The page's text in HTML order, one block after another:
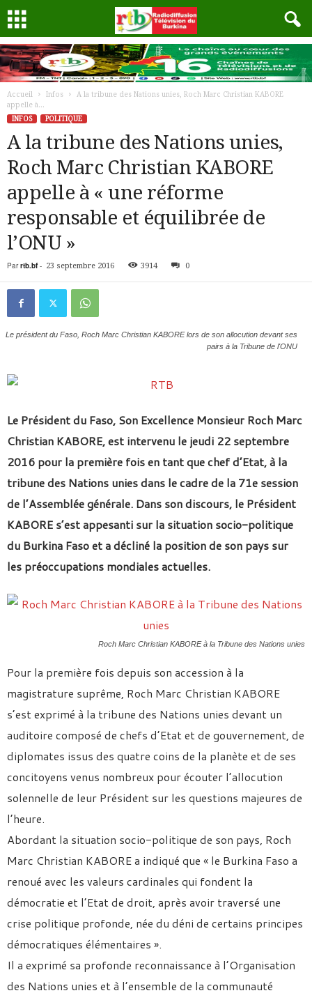
Accueil Infos
A la tribune des Nations unies, Roch Marc Christian KABORE
appelle à...
INFOS
POLITIQUE
A la tribune des Nations unies,
Roch Marc Christian KABORE
appelle à « une réforme
responsable et équilibrée de
l’ONU »
Par rtb.bf- 23 septembre 2016 3914 0
Le président du Faso, Roch Marc Christian KABORE lors de son allocution devant ses
pairs à la Tribune de l'ONU
Le Président du Faso, Son Excellence Monsieur Roch Marc
Christian KABORE, est intervenu le jeudi 22 septembre
2016 pour la première fois en tant que chef d’Etat, à la
tribune des Nations unies dans le cadre de la 71e session
de l’Assemblée générale. Dans son discours, le Président
KABORE s’est appesanti sur la situation socio-politique
du Burkina Faso et a décliné la position de son pays sur
les préoccupations mondiales actuelles.
Roch Marc Christian KABORE à la Tribune des Nations unies
Pour la première fois depuis son accession à la
magistrature suprême, Roch Marc Christian KABORE
s’est exprimé à la tribune des Nations unies devant un
auditoire composé de chefs d’Etat et de gouvernement, de
diplomates issus des quatre coins de la planète et de ses
concitoyens venus nombreux pour écouter l’allocution
solennelle de leur Président sur les questions majeures de
l’heure.
Abordant la situation socio-politique de son pays, Roch
Marc Christian KABORE a indiqué que « le Burkina Faso a
renoué avec les valeurs cardinales qui fondent la
démocratie et l’Etat de droit, après avoir traversé une
crise politique profonde, née du déni de certains principes
démocratiques élémentaires ».
Il a exprimé sa profonde reconnaissance à l’Organisation
des Nations unies et à l’ensemble de la communauté